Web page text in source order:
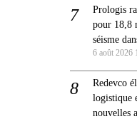
Prologis
pour 18,8
séisme
6 août 2026
Redevco
logistique
nouvelles